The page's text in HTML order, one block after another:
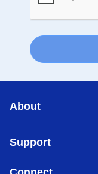
About
Support